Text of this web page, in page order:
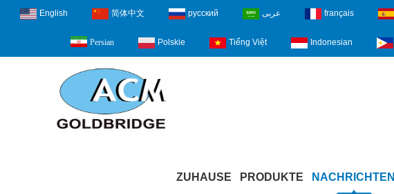
English 简体中文 русский عربى français
Persian Polskie Tiếng Việt Indonesian
ZUHAUSE PRODUKTE NACHRICHTEN